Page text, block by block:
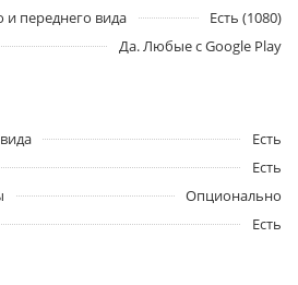
и переднего вида
Есть (1080)
Да. Любые с Google Play
Есть
Есть
Опционально
Есть